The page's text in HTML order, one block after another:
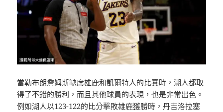
當勒布朗詹姆斯缺席雄鹿和凱爾特人的比賽時，湖人都取
得了不錯的勝利，而且其他球員的表現，也是非常出色。
例如湖人以123-122的比分擊敗雄鹿獲勝時，丹吉洛拉塞